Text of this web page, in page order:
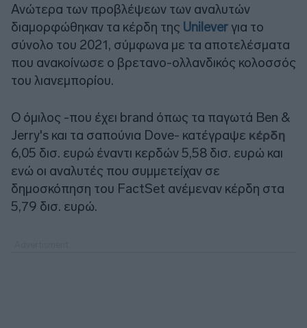
Ανώτερα των προβλέψεων των αναλυτών
διαμορφώθηκαν τα κέρδη της Unilever για το
σύνολο του 2021, σύμφωνα με τα αποτελέσματα
που ανακοίνωσε ο βρετανο-ολλανδικός κολοσσός
του λιανεμπορίου.
Ο όμιλος -που έχει brand όπως τα παγωτά Ben &
Jerry's και τα σαπούνια Dove- κατέγραψε κέρδη
6,05 δισ. ευρώ έναντι κερδών 5,58 δισ. ευρώ και
ενώ οι αναλυτές που συμμετείχαν σε
δημοσκόπηση του FactSet ανέμεναν κέρδη στα
5,79 δισ. ευρώ.